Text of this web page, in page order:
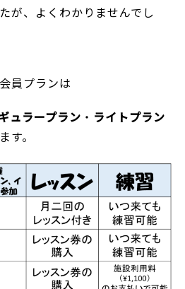
が、よくわかりませんでし
員プランは
ュラープラン ・ ライトプラン
す。